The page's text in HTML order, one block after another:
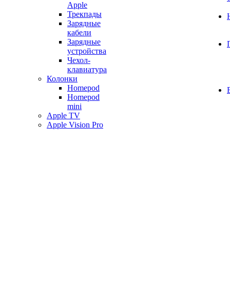
Apple
Трекпады
Зарядные
кабели
Зарядные
устройства
Чехол-
клавиатура
Колонки
Homepod
Homepod
mini
Apple TV
Apple Vision Pro